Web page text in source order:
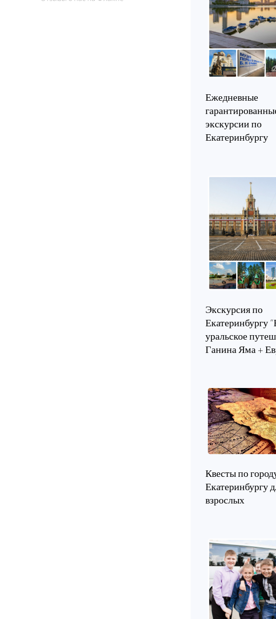
Ежедневные
экскурсии по
Екатеринбургу
Экскурсия по
Екатеринбургу
уральское
Ганина Яма +
Квесты по
Екатеринбургу
взрослых